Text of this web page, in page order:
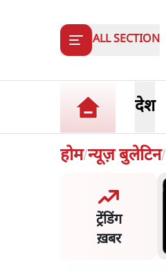
ALL SECTION
देश
होम/न्यूज़ बुलेटिन/
ट्रेंडिंग
ख़बर
अहमद के बेटे अबान अहमद
हादसे में मौत, जेल में बंद